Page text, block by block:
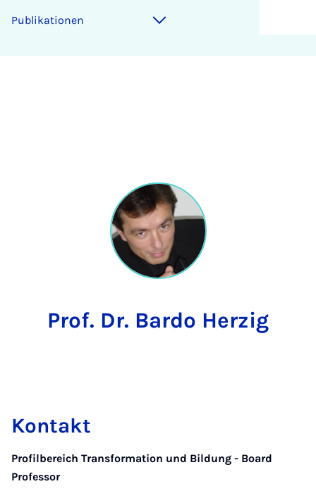
Publikationen
Prof. Dr. Bardo Herzig
Kontakt
Profilbereich Transformation und Bildung - Board
Professor